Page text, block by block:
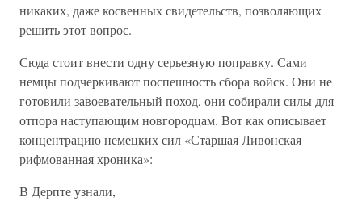
никаких, даже косвенных свидетельств, позволяющих
решить этот вопрос.
Сюда стоит внести одну серьезную поправку. Сами
немцы подчеркивают поспешность сбора войск. Они не
готовили завоевательный поход, они собирали силы для
отпора наступающим новгородцам. Вот как описывает
концентрацию немецких сил «Старшая Ливонская
рифмованная хроника»:
В Дерпте узнали,